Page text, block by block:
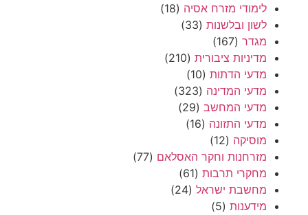
לימודי מזרח אסיה (18)
לשון ובלשנות (33)
מגדר (167)
מדיניות ציבורית (210)
מדעי הדתות (10)
מדעי המדינה (323)
מדעי המחשב (29)
מדעי התזונה (16)
מוסיקה (12)
מזרחנות וחקר האסלאם (77)
מחקרי תרבות (61)
מחשבת ישראל (24)
מידענות (5)